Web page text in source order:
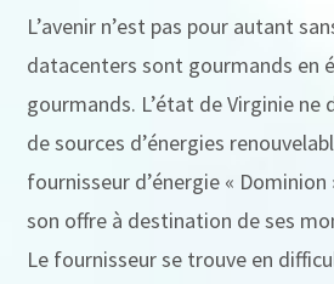
L’avenir n’est pas pour autant
datacenters sont gourmands en
gourmands. L’état de Virginie ne
de sources d’énergies
fournisseur d’énergie «
son offre à destination de ses
Le fournisseur se trouve en